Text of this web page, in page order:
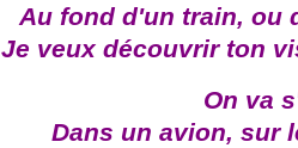
Au fond d'un train, ou
Je veux découvrir ton
On va
Dans un avion, sur